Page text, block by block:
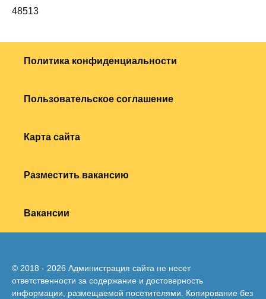
48513
Политика конфиденциальности
Пользовательское соглашение
Карта сайта
Разместить вакансию
Вакансии
© 2018 - 2026 Администрация сайта не несет
ответственности за содержание и достоверность
информации, размещаемой посетителями. Копирование без